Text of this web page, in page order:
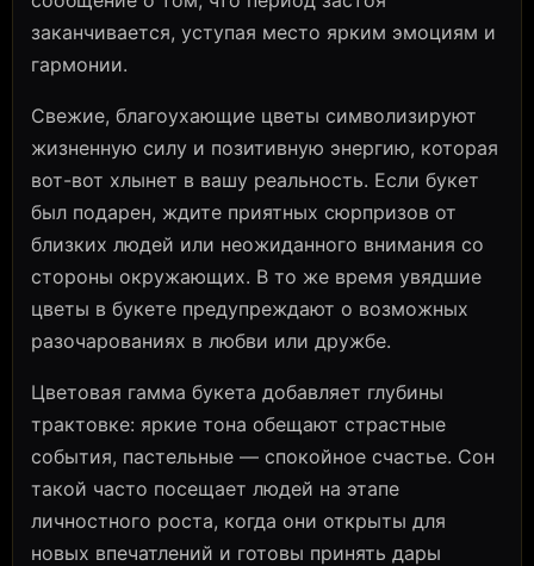
заканчивается, уступая место ярким эмоциям и
гармонии.
Свежие, благоухающие цветы символизируют
жизненную силу и позитивную энергию, которая
вот-вот хлынет в вашу реальность. Если букет
был подарен, ждите приятных сюрпризов от
близких людей или неожиданного внимания со
стороны окружающих. В то же время увядшие
цветы в букете предупреждают о возможных
разочарованиях в любви или дружбе.
Цветовая гамма букета добавляет глубины
трактовке: яркие тона обещают страстные
события, пастельные — спокойное счастье. Сон
такой часто посещает людей на этапе
личностного роста, когда они открыты для
новых впечатлений и готовы принять дары